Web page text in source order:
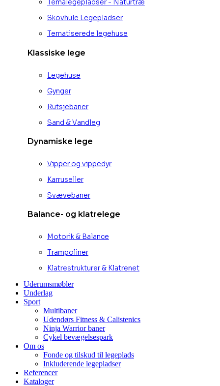
Temalegepladser - Naturtræ
Skovhule Legepladser
Tematiserede legehuse
Klassiske lege
Legehuse
Gynger
Rutsjebaner
Sand & Vandleg
Dynamiske lege
Vipper og vippedyr
Karruseller
Svævebaner
Balance- og klatrelege
Motorik & Balance
Trampoliner
Klatrestrukturer & Klatrenet
Uderumsmøbler
Underlag
Sport
Multibaner
Udendørs Fitness & Calistenics
Ninja Warrior baner
Cykel bevægelsespark
Om os
Fonde og tilskud til legeplads
Inkluderende legepladser
Referencer
Kataloger